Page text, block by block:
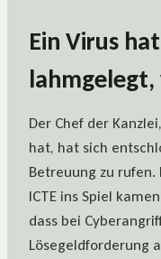
Ein Virus
lahmgelegt,
Der Chef der
hat, hat sich
Betreuung zu
ICTE ins Spiel
dass bei
Lösegeldforderung